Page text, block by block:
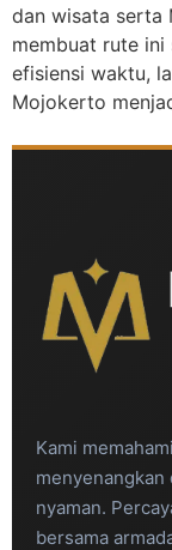
dan wisata serta
membuat rute ini
efisiensi waktu,
Mojokerto
Kami
menyenangkan
nyaman.
bersama